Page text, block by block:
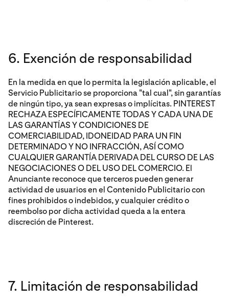
6. Exención de responsabilidad
En la medida en que lo permita la legislación aplicable, el
Servicio Publicitario se proporciona "tal cual", sin garantías
de ningún tipo, ya sean expresas o implícitas. PINTEREST
RECHAZA ESPECÍFICAMENTE TODAS Y CADA UNA DE
LAS GARANTÍAS Y CONDICIONES DE
COMERCIABILIDAD, IDONEIDAD PARA UN FIN
DETERMINADO Y NO INFRACCIÓN, ASÍ COMO
CUALQUIER GARANTÍA DERIVADA DEL CURSO DE LAS
NEGOCIACIONES O DEL USO DEL COMERCIO. El
Anunciante reconoce que terceros pueden generar
actividad de usuarios en el Contenido Publicitario con
fines prohibidos o indebidos, y cualquier crédito o
reembolso por dicha actividad queda a la entera
discreción de Pinterest.
7. Limitación de responsabilidad